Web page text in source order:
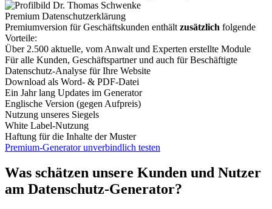
Premium Datenschutzerklärung
Premiumversion für Geschäftskunden enthält zusätzlich folgende
Vorteile:
Über 2.500 aktuelle, vom Anwalt und Experten erstellte Module
Für alle Kunden, Geschäftspartner und auch für Beschäftigte
Datenschutz-Analyse für Ihre Website
Download als Word- & PDF-Datei
Ein Jahr lang Updates im Generator
Englische Version (gegen Aufpreis)
Nutzung unseres Siegels
White Label-Nutzung
Haftung für die Inhalte der Muster
Premium-Generator unverbindlich testen
Was schätzen unsere Kunden und Nutzer
am Datenschutz-Generator?